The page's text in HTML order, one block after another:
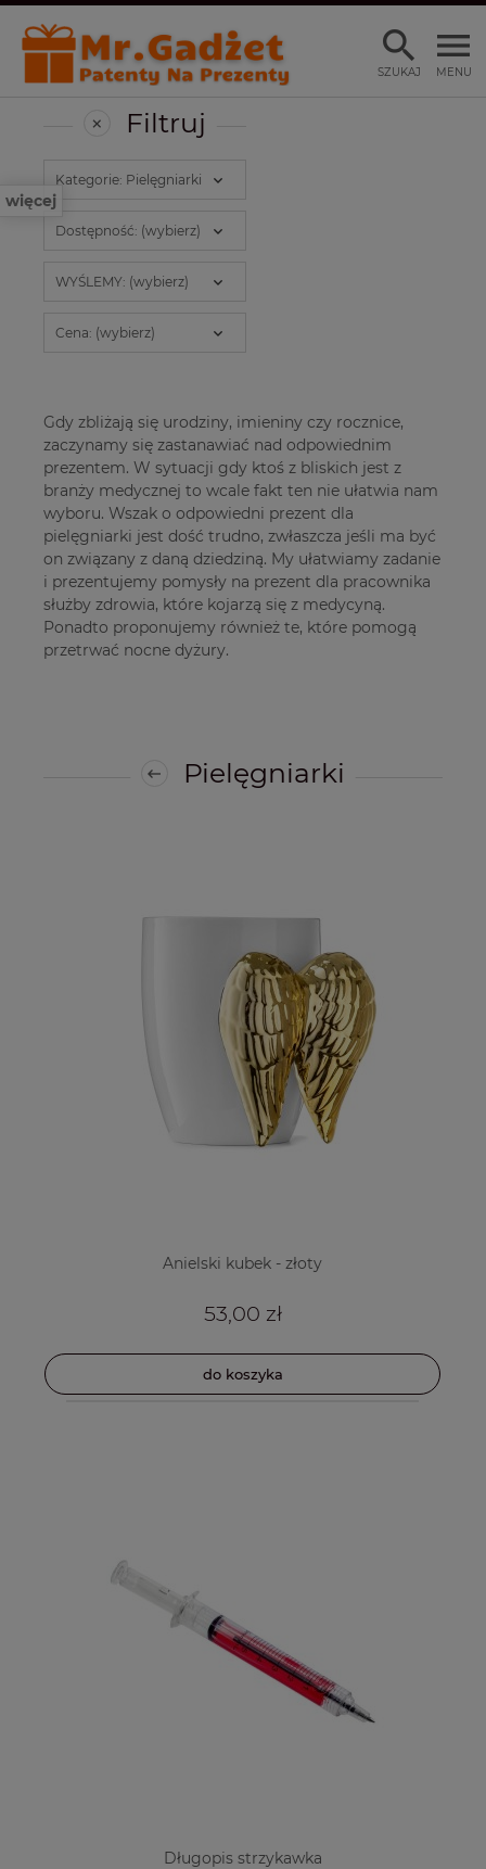
MENU
SZUKAJ
więcej
Filtruj
Kategorie: Pielęgniarki
Dostępność: (wybierz)
WYŚLEMY: (wybierz)
Cena: (wybierz)
Gdy zbliżają się urodziny, imieniny czy rocznice,
zaczynamy się zastanawiać nad odpowiednim
prezentem. W sytuacji gdy ktoś z bliskich jest z
branży medycznej to wcale fakt ten nie ułatwia nam
wyboru. Wszak o odpowiedni prezent dla
pielęgniarki jest dość trudno, zwłaszcza jeśli ma być
on związany z daną dziedziną. My ułatwiamy zadanie
i prezentujemy pomysły na prezent dla pracownika
służby zdrowia, które kojarzą się z medycyną.
Ponadto proponujemy również te, które pomogą
przetrwać nocne dyżury.
Pielęgniarki
Anielski kubek - złoty
53,00 zł
do koszyka
Długopis strzykawka